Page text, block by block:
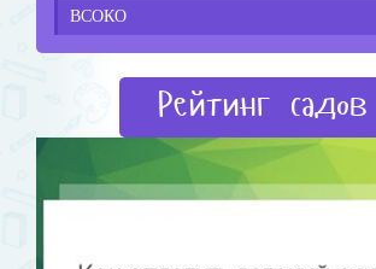
ВСОКО
Рейтинг садов